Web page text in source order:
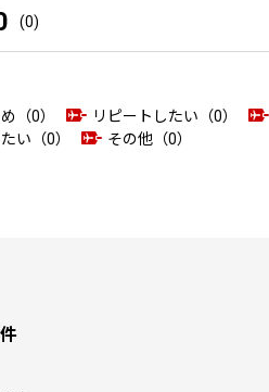
(0)
（0） リピートしたい（0）
い（0） その他（0）
件